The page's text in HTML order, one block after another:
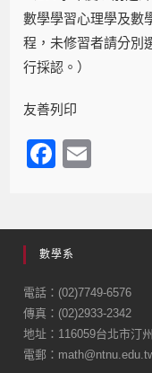
數學學習心理學及數
程，未修習者請分別
行採認。）
友善列印
F
e
b
o
o
k
數學系
電話：(02)7749-6576
傳真：(02)2933-2342
地址：116059台北市汀
電郵：